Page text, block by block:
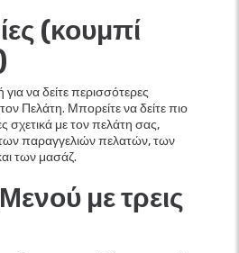
(κουμπί
να δείτε περισσότερες
Πελάτη. Μπορείτε να δείτε πιο
σχετικά με τον πελάτη σας,
παραγγελιών πελατών, των
των μασάζ.
με τρεις